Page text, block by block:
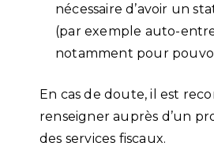
nécessaire d’avoir un
(par exemple auto-
notamment pour
En cas de doute, il est
renseigner auprès d’un
des services fiscaux.